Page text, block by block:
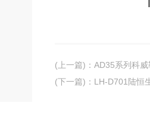
(上一篇) ： AD35系列科
(下一篇) ： LH-D701陆恒